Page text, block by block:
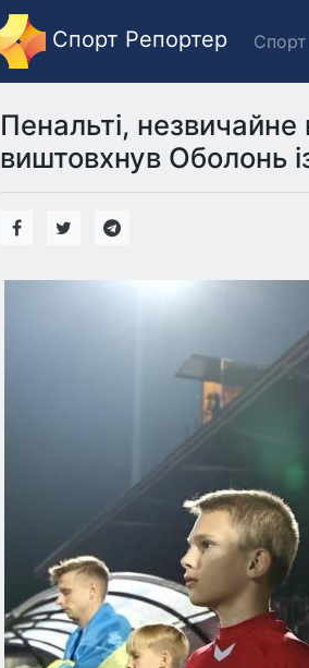
Спорт Репортер Спорт
Пенальті,
виштовхнув Оболонь